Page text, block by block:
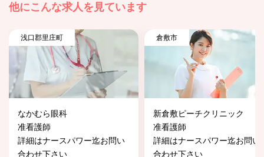
他にこんな求人を見ています
浅口郡里庄町
なかむら眼科
准看護師
詳細はナースパワー迄お問い
合わせ下さい
倉敷市
新倉敷ピーチクリニック
准看護師
詳細はナースパワー迄お問い
合わせ下さい